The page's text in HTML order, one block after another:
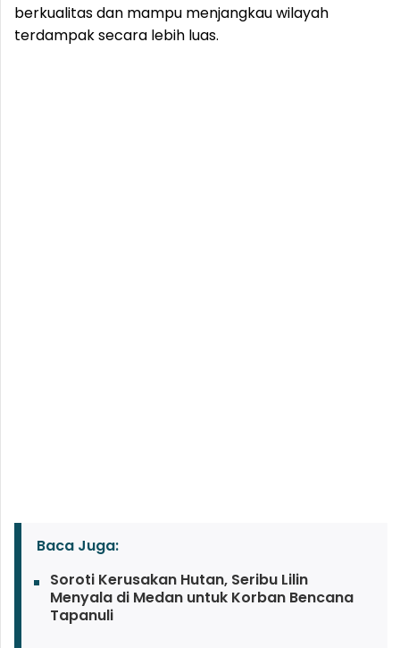
berkualitas dan mampu menjangkau wilayah
terdampak secara lebih luas.
Baca Juga:
Soroti Kerusakan Hutan, Seribu Lilin
Menyala di Medan untuk Korban Bencana
Tapanuli